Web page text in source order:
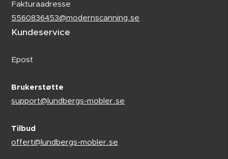
Fakturaadresse
5560836453@modernscanning.se
Kundeservice
Epost
Brukerstøtte
support@lundbergs-mobler.se
Tilbud
offert@lundbergs-mobler.se